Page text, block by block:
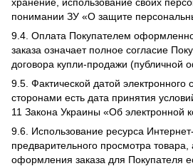
понимании ЗУ «О защите
9.4. Оплата Покупателем
заказа означает полное согласие
договора купли-продажи (публичной
9.5. Фактической датой
сторонами есть дата принятия
11 Закона Украины «Об электронной
9.6. Использование ресурса
предварительного просмотра товара,
оформления заказа для Покупателя